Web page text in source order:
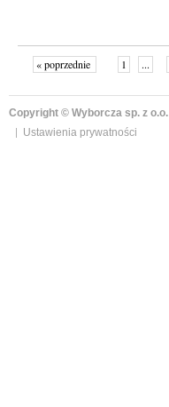
« poprzednie 1 ...
Copyright © Wyborcza sp. z o.o.
Ustawienia prywatności